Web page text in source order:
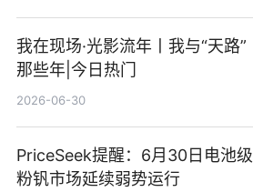
我在现场·光影流年丨我与“天路”
那些年|今日热门
2026-06-30
PriceSeek提醒：6月30日电池级
粉钒市场延续弱势运行